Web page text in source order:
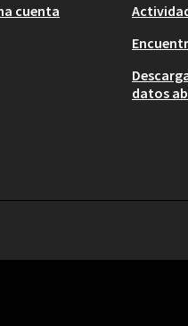
cuenta
datos